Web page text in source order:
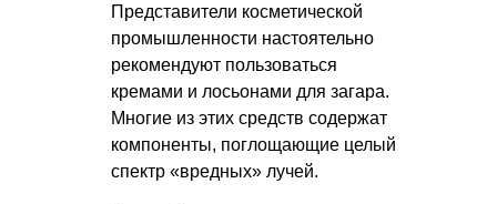
Представители косметической
промышленности настоятельно
рекомендуют пользоваться
кремами и лосьонами для загара.
Многие из этих средств содержат
компоненты, поглощающие целый
спектр «вредных» лучей.